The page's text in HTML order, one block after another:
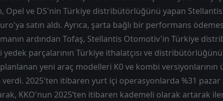
Opel ve DS'nin Türkiye distribütörlüğünü yapan
satın aldı. Ayrıca, şarta bağlı bir performans
ardından Tofaş, Stellantis Otomotiv'in Türkiye
yedek parçalarının Türkiye ithalatçısı ve
yeni araç modelleri K0 ve kombi versiyonlarının
verdi. 2025'ten itibaren yurt içi operasyonlarda %31 pazar
KKO'nun 2025’ten itibaren kademeli olarak artarak